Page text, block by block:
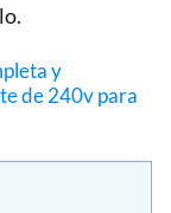
y
de 240v para